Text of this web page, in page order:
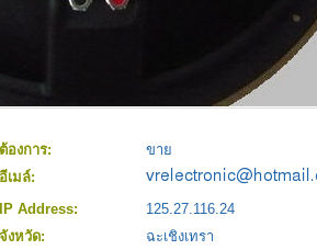
ต้องการ:
ขาย
อีเมล์:
IP Address:
125.27.116.24
จังหวัด: ฉะเชิงเทรา